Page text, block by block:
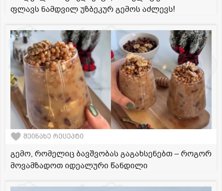
ფლავს ნამდვილ უზბეკურ გემოს აძლევს!
შეინახე რეცეპტი
გემო, რომელიც ბავშვობას გაგახსენებთ – როგორ
მოვამზადოთ იდეალური წანდილი